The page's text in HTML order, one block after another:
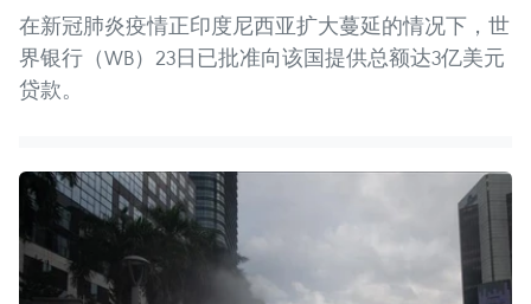
在新冠肺炎疫情正印度尼西亚扩大蔓延的情况下，世
界银行（WB）23日已批准向该国提供总额达3亿美元
贷款。